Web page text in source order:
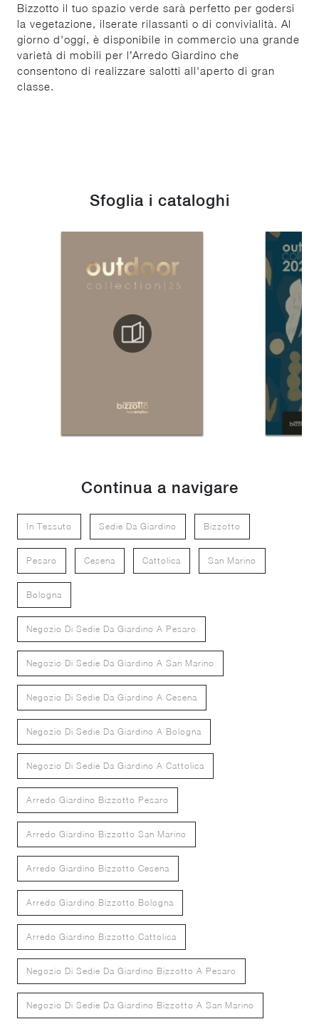
Bizzotto il tuo spazio verde sarà perfetto per godersi
la vegetazione, ilserate rilassanti o di convivialità. Al
giorno d'oggi, è disponibile in commercio una grande
varietà di mobili per l’Arredo Giardino che
consentono di realizzare salotti all'aperto di gran
classe.
Sfoglia i cataloghi
Continua a navigare
In Tessuto Sedie Da Giardino Bizzotto
Pesaro Cesena Cattolica San Marino
Bologna
Negozio Di Sedie Da Giardino A Pesaro
Negozio Di Sedie Da Giardino A San Marino
Negozio Di Sedie Da Giardino A Cesena
Negozio Di Sedie Da Giardino A Bologna
Negozio Di Sedie Da Giardino A Cattolica
Arredo Giardino Bizzotto Pesaro
Arredo Giardino Bizzotto San Marino
Arredo Giardino Bizzotto Cesena
Arredo Giardino Bizzotto Bologna
Arredo Giardino Bizzotto Cattolica
Negozio Di Sedie Da Giardino Bizzotto A Pesaro
Negozio Di Sedie Da Giardino Bizzotto A San Marino